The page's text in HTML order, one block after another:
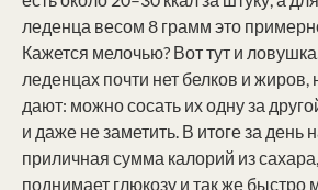
леденца весом 8 грамм это
Кажется мелочью? Вот тут и
леденцах почти нет белков и
дают: можно сосать их одну за
и даже не заметить. В итоге за день
приличная сумма калорий из
поднимает глюкозу и так же быстро